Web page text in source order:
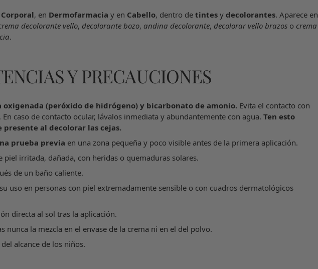
Corporal, en Dermofarmacia y en Cabello, dentro de tintesy decolorantes. Aparece en
decolorante vello, decolorante bozo, andina decolorante, decolorar vello brazoso crema
.
Y PRECAUCIONES
oxigenada (peróxido de hidrógeno) y bicarbonato de amonio. Evita el contacto con
En caso de contacto ocular, lávalos inmediata y abundantemente con agua.Ten esto
presente al decolorar las cejas.
prueba previa en una zona pequeña y poco visible antes de la primera aplicación.
piel irritada, dañada, con heridas o quemaduras solares.
de un baño caliente.
uso en personas con piel extremadamente sensible o con cuadros dermatológicos
directa al sol tras la aplicación.
nunca la mezcla en el envase de la crema ni en el del polvo.
alcance de los niños.